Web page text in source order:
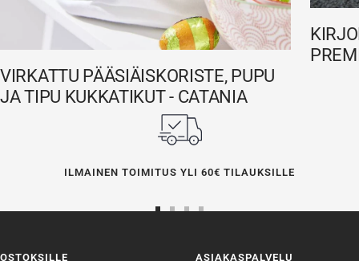
VIRKATTU PÄÄSIÄISKORISTE, PUPU
JA TIPU KUKKATIKUT - CATANIA
ILMAINEN TOIMITUS YLI 60€ TILAUKSILLE
OSTOKSILLE ASIAKASPALVELU